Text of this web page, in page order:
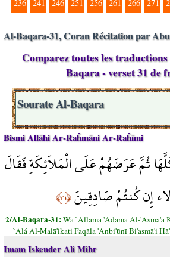
236 241 246 251 256 261 266 271
Al-Baqara-31, Coran Récitation par
Comparez toutes les
Baqara - verset 31 de
Sourate Al-Baqara
Bismi Allāhi Ar-Raĥmāni Ar-Raĥīmi
ثُمَّ عَرَضَهُمْ عَلَى الْمَلاَئِكَةِ فَقَالَ
إِن كُنتُمْ صَادِقِينَ﴿٣١﴾
2/Al-Baqara-31:Wa `Allama 'Ādama Al-'Asmā'a
`Alá Al-Malā'ikati Faqāla 'Anbi'ūnī Bi'asmā'i
Imam Iskender Ali Mihr